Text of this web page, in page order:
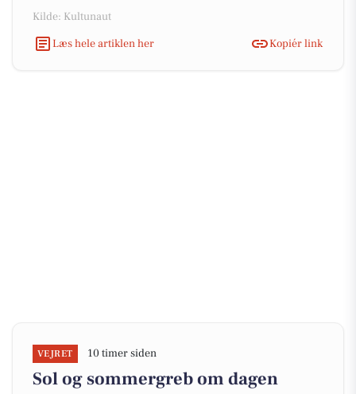
Kilde: Kultunaut
Læs hele artiklen her
Kopiér link
VEJRET 10 timer siden
Sol og sommergreb om dagen